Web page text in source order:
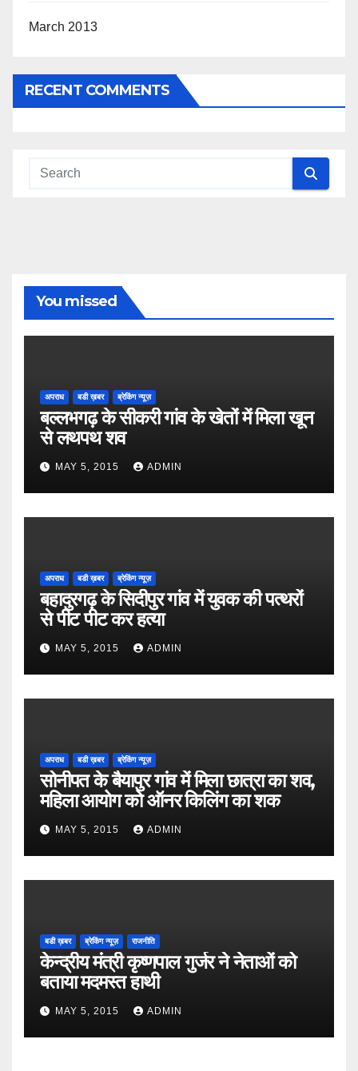
March 2013
RECENT COMMENTS
You missed
अपराध बडी ख़बर ब्रेकिंग न्यूज़
बल्लभगढ़ के सीकरी गांव के खेतों में मिला खून
से लथपथ शव
MAY 5, 2015 ADMIN
अपराध बडी ख़बर ब्रेकिंग न्यूज़
बहादुरगढ़ के सिदीपुर गांव में युवक की पत्थरों
से पीट पीट कर हत्या
MAY 5, 2015 ADMIN
अपराध बडी ख़बर ब्रेकिंग न्यूज़
सोनीपत के बैयापुर गांव में मिला छात्रा का शव,
महिला आयोग को ऑनर किलिंग का शक
MAY 5, 2015 ADMIN
बडी ख़बर ब्रेकिंग न्यूज़ राजनीति
केन्द्रीय मंत्री कृष्णपाल गुर्जर ने नेताओं को
बताया मदमस्त हाथी
MAY 5, 2015 ADMIN